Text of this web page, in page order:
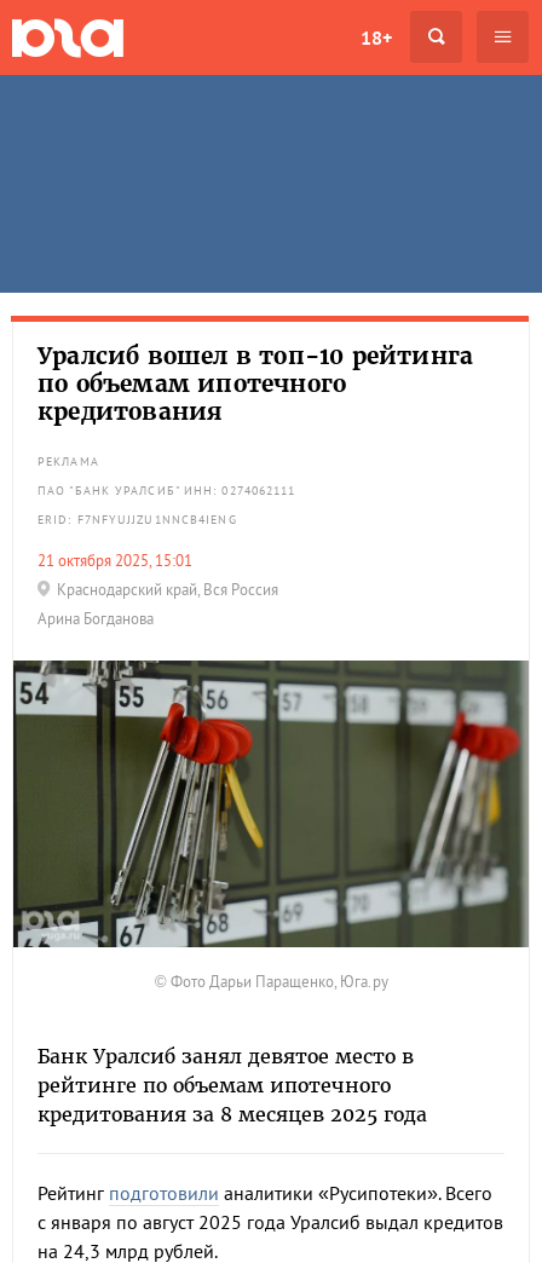
18+
Уралсиб вошел в топ-10 рейтинга
по объемам ипотечного
кредитования
РЕКЛАМА
ПАО "БАНК УРАЛСИБ" ИНН: 0274062111
ERID: F7NFYUJJZU1NNCB4IENG
21 октября 2025, 15:01
Краснодарский край, Вся Россия
Арина Богданова
© Фото Дарьи Паращенко, Юга.ру
Банк Уралсиб занял девятое место в
рейтинге по объемам ипотечного
кредитования за 8 месяцев 2025 года
Рейтинг подготовили аналитики «Русипотеки». Всего
с января по август 2025 года Уралсиб выдал кредитов
на 24,3 млрд рублей.